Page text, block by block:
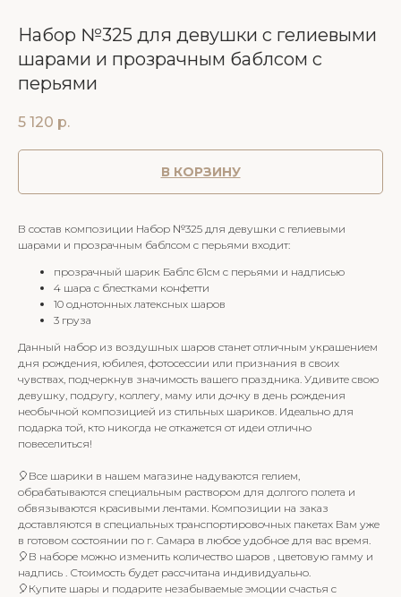
Набор №325 для девушки с гелиевыми
шарами и прозрачным баблсом с
перьями
5 120 р.
В КОРЗИНУ
В состав композиции Набор №325 для девушки с гелиевыми
шарами и прозрачным баблсом с перьями входит:
прозрачный шарик Баблс 61см с перьями и надписью
4 шара с блестками конфетти
10 однотонных латексных шаров
3 груза
Данный набор из воздушных шаров станет отличным украшением
дня рождения, юбилея, фотосессии или признания в своих
чувствах, подчеркнув значимость вашего праздника. Удивите свою
девушку, подругу, коллегу, маму или дочку в день рождения
необычной композицией из стильных шариков. Идеально для
подарка той, кто никогда не откажется от идеи отлично
повеселиться!
🎈Все шарики в нашем магазине надуваются гелием,
обрабатываются специальным раствором для долгого полета и
обвязываются красивыми лентами. Композиции на заказ
доставляются в специальных транспортировочных пакетах Вам уже
в готовом состоянии по г. Самара в любое удобное для вас время.
🎈В наборе можно изменить количество шаров , цветовую гамму и
надпись . Стоимость будет рассчитана индивидуально.
🎈Купите шары и подарите незабываемые эмоции счастья с